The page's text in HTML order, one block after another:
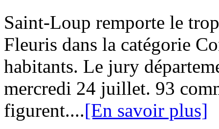
Saint-Loup remporte le
Fleuris dans la catégorie
habitants. Le jury
mercredi 24 juillet. 93
figurent....[En savoir plus]